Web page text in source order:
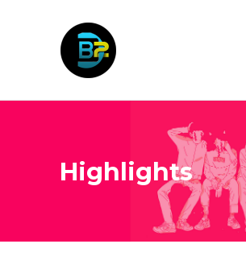
Highlights